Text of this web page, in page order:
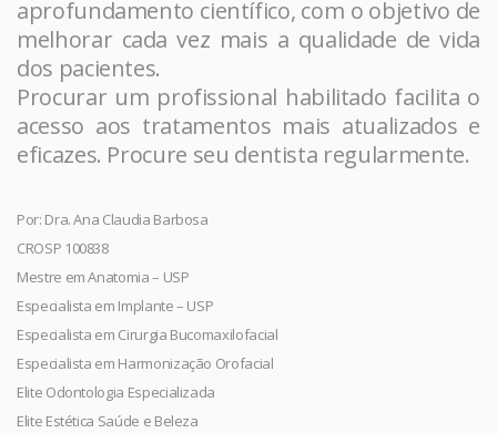
aprofundamento científico, com o objetivo de
melhorar cada vez mais a qualidade de vida
dos pacientes.
Procurar um profissional habilitado facilita o
acesso aos tratamentos mais atualizados e
eficazes. Procure seu dentista regularmente.
Por: Dra. Ana Claudia Barbosa
CROSP 100838
Mestre em Anatomia – USP
Especialista em Implante – USP
Especialista em Cirurgia Bucomaxilofacial
Especialista em Harmonização Orofacial
Elite Odontologia Especializada
Elite Estética Saúde e Beleza